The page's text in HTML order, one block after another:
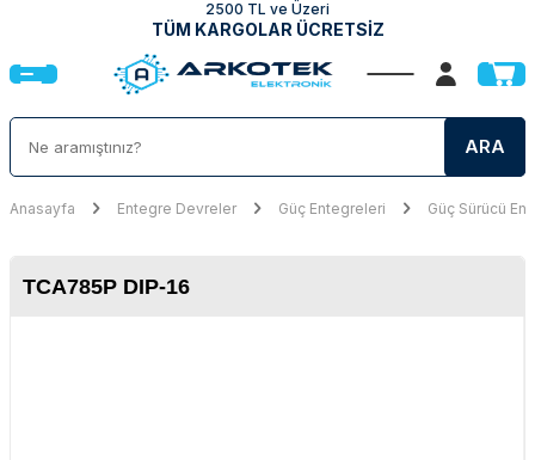
2500 TL ve Üzeri
TÜM KARGOLAR ÜCRETSİZ
ARA
Anasayfa Entegre Devreler Güç Entegreleri Güç Sürücü
TCA785P DIP-16